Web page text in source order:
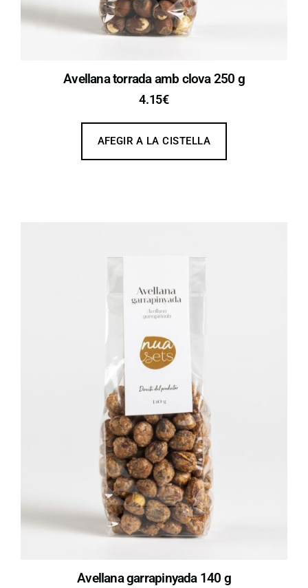
Avellana torrada amb clova 250 g
4.15€
AFEGIR A LA CISTELLA
Avellana garrapinyada 140 g